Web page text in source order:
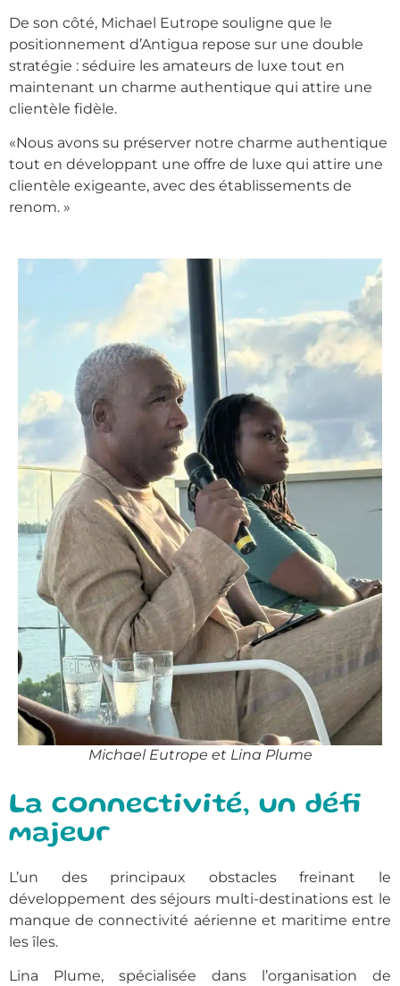
De son côté, Michael Eutrope souligne que le
positionnement d’Antigua repose sur une double
stratégie : séduire les amateurs de luxe tout en
maintenant un charme authentique qui attire une
clientèle fidèle.
«Nous avons su préserver notre charme authentique
tout en développant une offre de luxe qui attire une
clientèle exigeante, avec des établissements de
renom. »
Michael Eutrope et Lina Plume
La connectivité, un défi
majeur
L’un des principaux obstacles freinant le
développement des séjours multi-destinations est le
manque de connectivité aérienne et maritime entre
les îles.
Lina Plume, spécialisée dans l’organisation de